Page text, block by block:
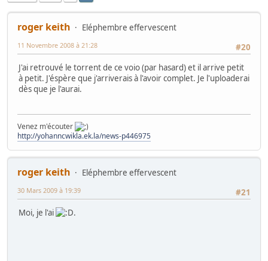
roger keith
Eléphembre effervescent
#20
11 Novembre 2008 à 21:28
J'ai retrouvé le torrent de ce voio (par hasard) et il arrive petit
à petit. J'éspère que j'arriverais à l'avoir complet. Je l'uploaderai
dès que je l'aurai.
Venez m'écouter
http://yohanncwikla.ek.la/news-p446975
roger keith
Eléphembre effervescent
#21
30 Mars 2009 à 19:39
Moi, je l'ai .